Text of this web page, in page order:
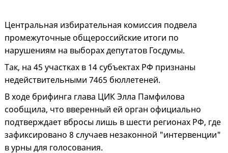
Центральная избирательная комиссия подвела
промежуточные общероссийские итоги по
нарушениям на выборах депутатов Госдумы.
Так, на 45 участках в 14 субъектах РФ признаны
недействительными 7465 бюллетеней.
В ходе брифинга глава ЦИК Элла Памфилова
сообщила, что вверенный ей орган официально
подтверждает вбросы лишь в шести регионах РФ, где
зафиксировано 8 случаев незаконной "интервенции"
в урны для голосования.